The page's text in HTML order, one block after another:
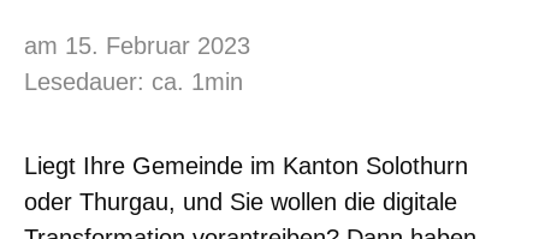
am 15. Februar 2023
Lesedauer: ca. 1min
Liegt Ihre Gemeinde im Kanton Solothurn
oder Thurgau, und Sie wollen die digitale